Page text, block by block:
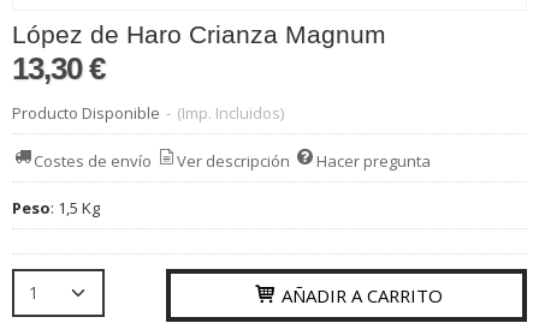
López de Haro Crianza Magnum
13,30 €
Producto Disponible - (Imp. Incluidos)
Costes de envío Ver descripción Hacer pregunta
Peso: 1,5 Kg
AÑADIR A CARRITO